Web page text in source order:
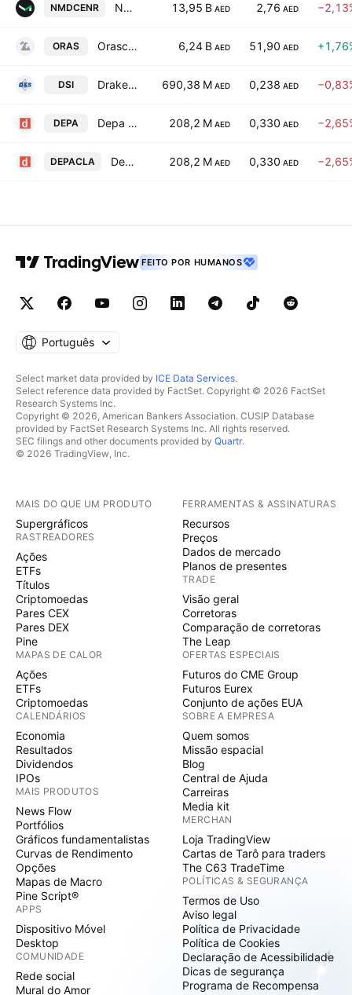
NMDCENR NMDC Energy P.J.S.C. 13,95 B AED 2,76 AED
ORAS Orascom Construction PLC 6,24 B AED 51,90 AED
DSI Drake & Scull International (P J S C) 690,38 M AED 0,238 AED
DEPA Depa Plc 208,2 M AED 0,330 AED
DEPACLA Depa PLC Class A 208,2 M AED 0,330 AED
FEITO POR HUMANOS
Português
Select market data provided by ICE Data Services.
Select reference data provided by FactSet. Copyright © 2026 FactSet
Research Systems Inc.
Copyright © 2026, American Bankers Association. CUSIP Database
provided by FactSet Research Systems Inc. All rights reserved.
SEC filings and other documents provided by Quartr.
© 2026 TradingView, Inc.
MAIS DO QUE UM PRODUTO
Supergráficos
RASTREADORES
Ações
ETFs
Títulos
Criptomoedas
Pares CEX
Pares DEX
Pine
MAPAS DE CALOR
Ações
ETFs
Criptomoedas
CALENDÁRIOS
Economia
Resultados
Dividendos
IPOs
MAIS PRODUTOS
News Flow
Portfólios
Gráficos fundamentalistas
Curvas de Rendimento
Opções
Mapas de Macro
Pine Script®
APPS
Dispositivo Móvel
Desktop
COMUNIDADE
Rede social
Mural do Amor
FERRAMENTAS & ASSINATURAS
Recursos
Preços
Dados de mercado
Planos de presentes
TRADE
Visão geral
Corretoras
Comparação de corretoras
The Leap
OFERTAS ESPECIAIS
Futuros do CME Group
Futuros Eurex
Conjunto de ações EUA
SOBRE A EMPRESA
Quem somos
Missão espacial
Blog
Central de Ajuda
Carreiras
Media kit
MERCHAN
Loja TradingView
Cartas de Tarô para traders
The C63 TradeTime
POLÍTICAS & SEGURANÇA
Termos de Uso
Aviso legal
Política de Privacidade
Política de Cookies
Declaração de Acessibilidade
Dicas de segurança
Programa de Recompensa